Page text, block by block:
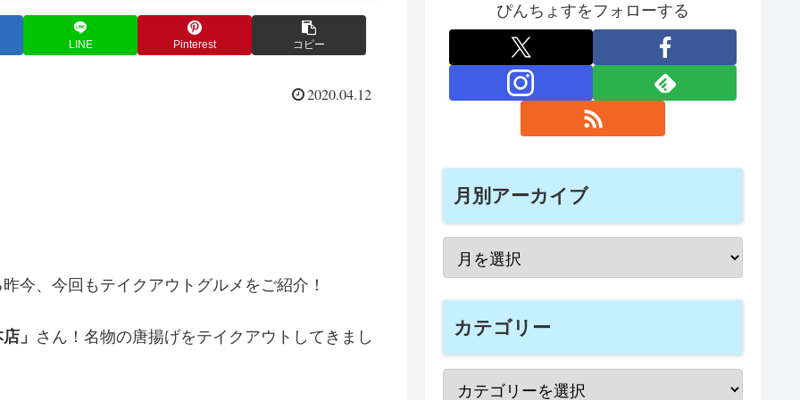
LINE Pinterest コピー
2020.04.12
今、今回もテイクアウトグルメをご紹介！
」 さん！名物の唐揚げをテイクアウトしてきまし
ぴんちょすをフォローする
月別アーカイブ
カテゴリー